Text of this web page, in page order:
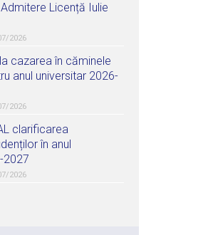
Licență Iulie
2026
cazarea în căminele
anul universitar 2026-
2026
clarificarea
în anul
2027
2026